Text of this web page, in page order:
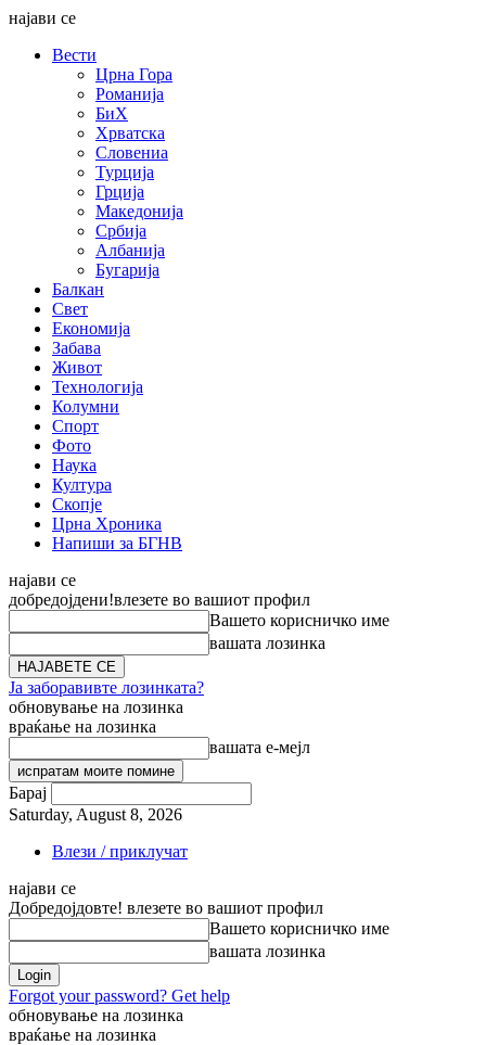
најави се
Вести
Црна Гора
Романија
БиХ
Хрватска
Словениа
Турција
Грција
Македонија
Србија
Албанија
Бугарија
Балкан
Свет
Економија
Забава
Живот
Технологија
Колумни
Спорт
Фото
Наука
Култура
Скопје
Црна Хроника
Напиши за БГНВ
најави се
добредојдени!влезете во вашиот профил
Вашето корисничко име
вашата лозинка
Ја заборавивте лозинката?
обновување на лозинка
враќање на лозинка
вашата е-мејл
Барај
Saturday, August 8, 2026
Влези / приклучат
најави се
Добредојдовте! влезете во вашиот профил
Вашето корисничко име
вашата лозинка
Forgot your password? Get help
обновување на лозинка
враќање на лозинка